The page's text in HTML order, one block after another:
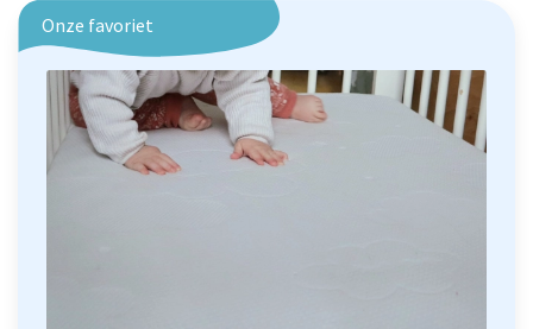
Onze favoriet